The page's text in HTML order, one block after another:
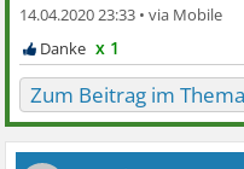
14.04.2020 23:33 •
x 1
Zum Beitrag im